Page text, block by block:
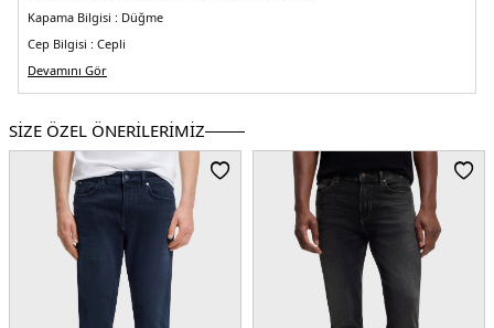
Kapama Bilgisi : Düğme
Cep Bilgisi : Cepli
Kalıp Bilgisi :Slim Fit
Manken Ölçüsü :Kilo : 86 kg / Boy : 1.90 cm / Göğüs : 105 cm / Bel : 83 cm /
Üretim Yeri :Tunus
5DY150488327432.42
Devamını Gör
SİZE ÖZEL ÖNERİLERİMİZ